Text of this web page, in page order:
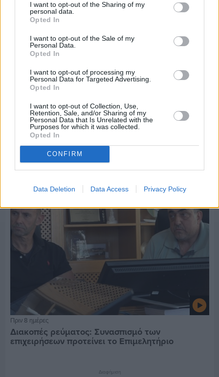
I want to opt-out of the Sharing of my
personal data.
Opted In
I want to opt-out of the Sale of my
Personal Data.
Opted In
I want to opt-out of processing my
Personal Data for Targeted Advertising.
Opted In
I want to opt-out of Collection, Use,
Retention, Sale, and/or Sharing of my
Personal Data that Is Unrelated with the
Purposes for which it was collected.
Opted In
CONFIRM
Data Deletion Data Access Privacy Policy
Πριν 8 ημέρες
Εργασίες ασφαλτόστρωσης σε τρεις οδούς του
Βαρβασίου
Πριν 8 ημέρες
Διακοπές ρεύματος: Συνασπισμό των
επιχειρήσεων προτείνει το Επιμελητήριο
Διαφήμιση